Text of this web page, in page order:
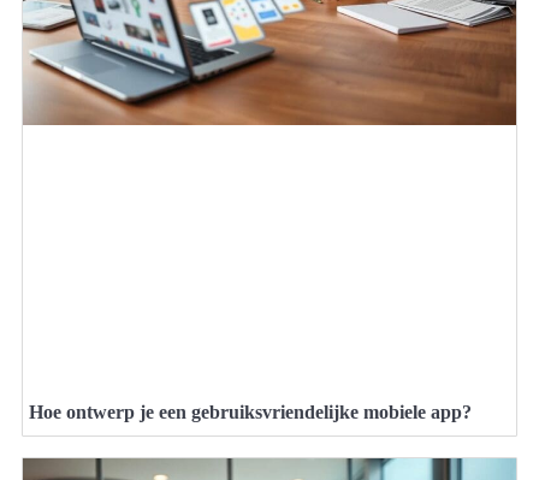
Hoe ontwerp je een gebruiksvriendelijke mobiele app?